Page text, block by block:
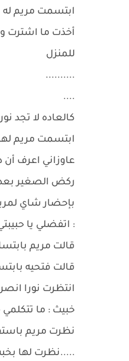
ابتسمت مريم له
أخذت ما اشترت
للمنزل
..........
....
كالعاده لا تجد
ابتسمت مريم
عاوزاني اعرف
ركض الصغير بعد
بإحضار شاي
: اتفضلي يا
قالت مريم
قالت فتحيه
انتظرت نورا
خبيث : ما
نظرت مريم
.....نظرت لها